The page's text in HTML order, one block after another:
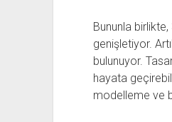
Bununla birlikte,
genişletiyor.
bulunuyor.
hayata
modelleme ve